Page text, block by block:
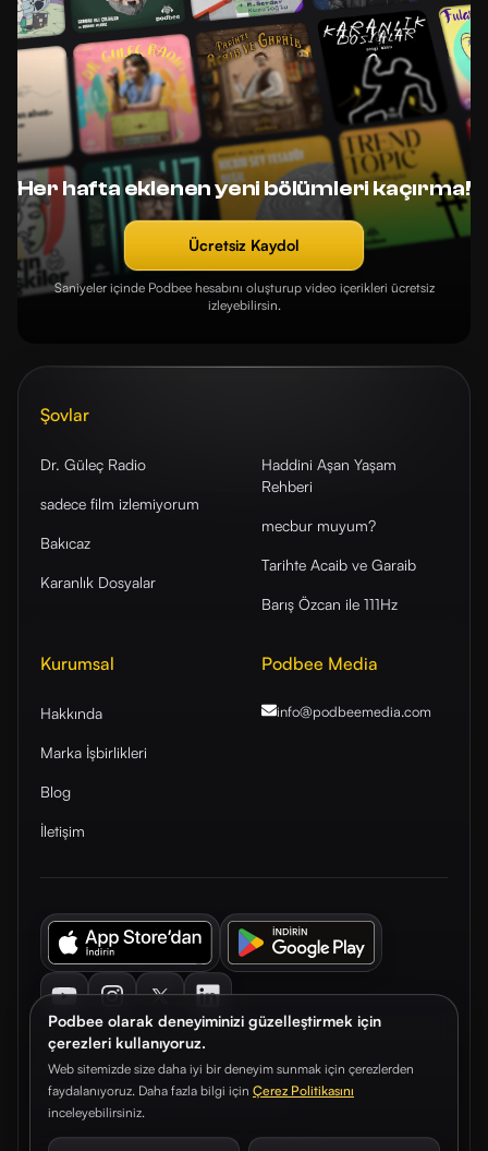
Podbee olarak deneyiminizi güzelleştirmek için
çerezleri kullanıyoruz.
Web sitemizde size daha iyi bir deneyim sunmak için çerezlerden
faydalanıyoruz. Daha fazla bilgi için Çerez Politikasını
inceleyebilirsiniz.
Her hafta eklenen yeni bölümleri kaçırma!
Ücretsiz Kaydol
Saniyeler içinde Podbee hesabını oluşturup video içerikleri ücretsiz
izleyebilirsin.
Şovlar
Dr. Güleç Radio
sadece film izlemiyorum
Bakıcaz
Karanlık Dosyalar
Haddini Aşan Yaşam
Rehberi
mecbur muyum?
Tarihte Acaib ve Garaib
Barış Özcan ile 111Hz
Kurumsal
Hakkında
Marka İşbirlikleri
Blog
İletişim
Podbee Media
info@podbeemedia.com
© 2026. Podbee Media. Tüm hakları saklıdır.